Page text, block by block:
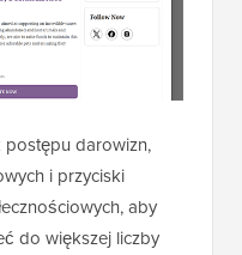
darowizn,
i przyciski
aby
do większej liczby